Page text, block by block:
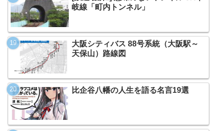
岐線「町内トンネル」
大阪シティバス 88号系統（大阪駅～
天保山）路線図
比企谷八幡の人生を語る名言19選